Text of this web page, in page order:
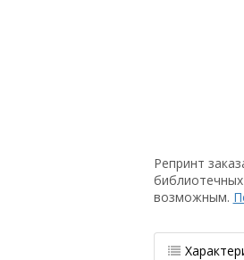
Репринт
возможным.